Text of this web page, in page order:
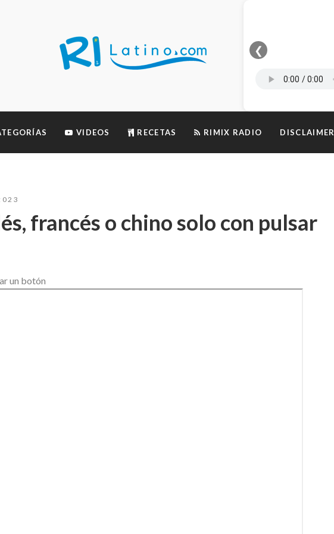
❮
VIDEOS RECETAS RIMIX RADIO DISCLAIMER
francés o chino solo con pulsar